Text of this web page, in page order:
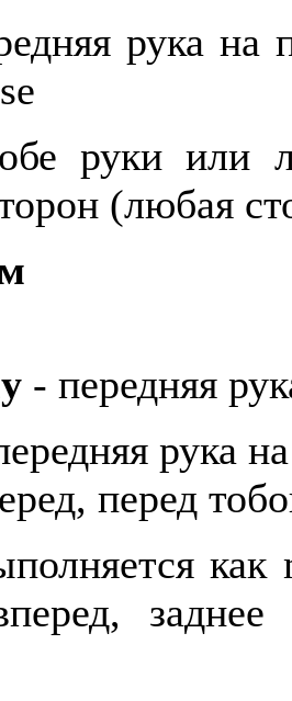
рука на
руки или
(любая
- передняя
рука
перед
как